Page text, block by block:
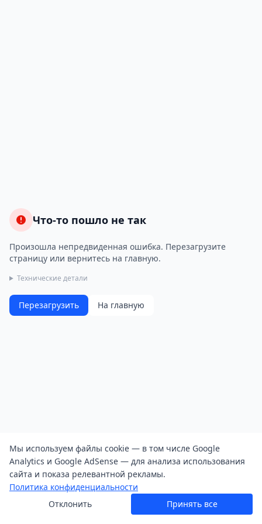
Что-то пошло не так
Произошла непредвиденная ошибка. Перезагрузите
страницу или вернитесь на главную.
Технические детали
Перезагрузить На главную
Мы используем файлы cookie — в том числе Google
Analytics и Google AdSense — для анализа использования
сайта и показа релевантной рекламы.
Политика конфиденциальности
Отклонить
Принять все